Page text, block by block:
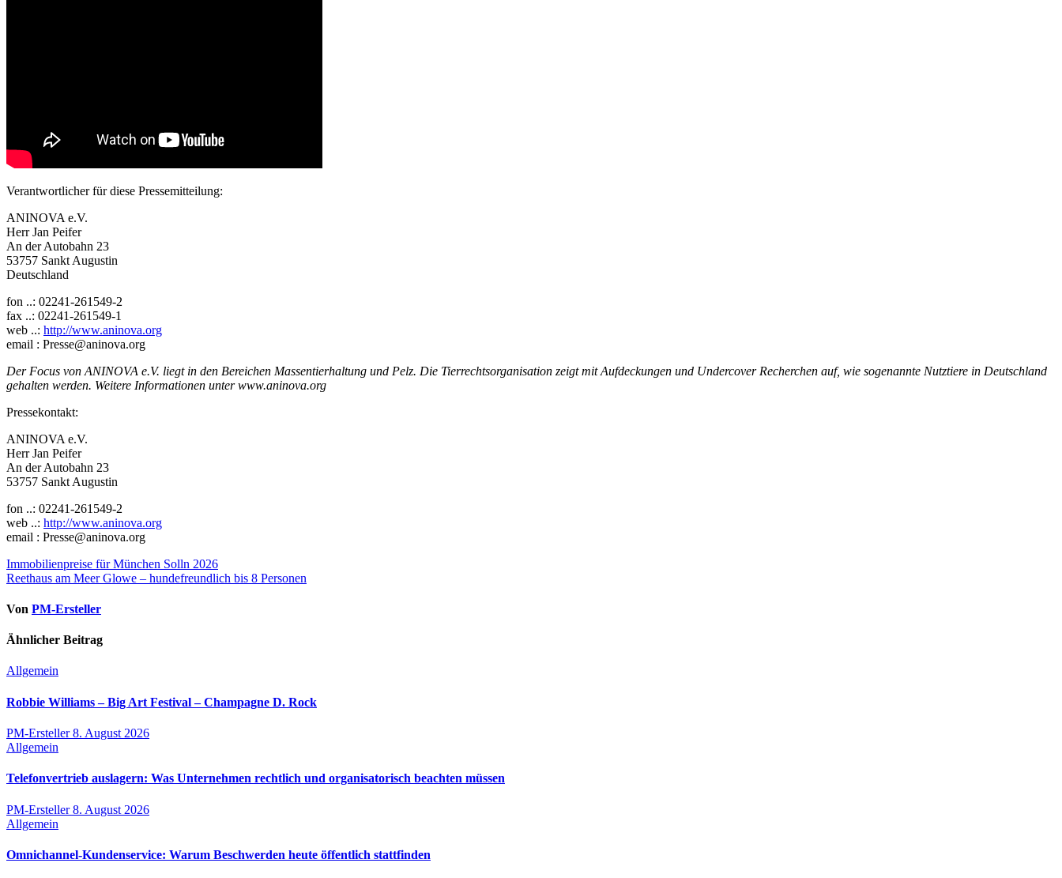
Verantwortlicher für diese Pressemitteilung:
ANINOVA e.V.
Herr Jan Peifer
An der Autobahn 23
53757 Sankt Augustin
Deutschland
fon ..: 02241-261549-2
fax ..: 02241-261549-1
web ..: http://www.aninova.org
email : Presse@aninova.org
Der Focus von ANINOVA e.V. liegt in den Bereichen Massentierhaltung und Pelz. Die Tierrechtsorganisation zeigt mit Aufdeckungen und Undercover Recherchen auf, wie sogenannte Nutztiere in Deutschland
gehalten werden. Weitere Informationen unter www.aninova.org
Pressekontakt:
ANINOVA e.V.
Herr Jan Peifer
An der Autobahn 23
53757 Sankt Augustin
fon ..: 02241-261549-2
web ..: http://www.aninova.org
email : Presse@aninova.org
Beitragsnavigation
Immobilienpreise für München Solln 2026
Reethaus am Meer Glowe – hundefreundlich bis 8 Personen
Von PM-Ersteller
Ähnlicher Beitrag
Allgemein
Robbie Williams – Big Art Festival – Champagne D. Rock
PM-Ersteller8. August 2026
Allgemein
Telefonvertrieb auslagern: Was Unternehmen rechtlich und organisatorisch beachten müssen
PM-Ersteller8. August 2026
Allgemein
Omnichannel-Kundenservice: Warum Beschwerden heute öffentlich stattfinden